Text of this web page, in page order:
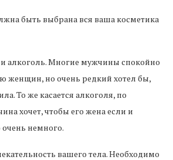
быть выбрана вся ваша косметика
и алкоголь. Многие мужчины спокойно
женщин, но очень редкий хотел бы,
То же касается алкоголя, по
хочет, чтобы его жена если и
очень немного.
вашего тела. Необходимо